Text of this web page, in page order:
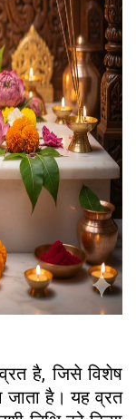
व्रत है, जिसे विशेष
जाता है। यह व्रत